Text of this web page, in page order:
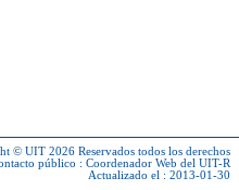
© UIT 2026 Reservados todos los derechos
público : Coordenador Web del UIT-R
Actualizado el : 2013-01-30